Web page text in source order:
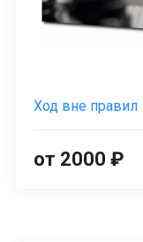
Ход вне правил
от 2000 ₽